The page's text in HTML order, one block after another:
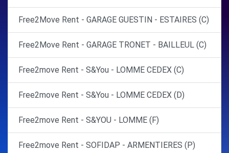
Free2Move Rent - GARAGE GUESTIN - ESTAIRES (C)
Free2Move Rent - GARAGE TRONET - BAILLEUL (C)
Free2move Rent - S&You - LOMME CEDEX (C)
Free2move Rent - S&You - LOMME CEDEX (D)
Free2move Rent - S&YOU - LOMME (F)
Free2move Rent - SOFIDAP - ARMENTIERES (P)